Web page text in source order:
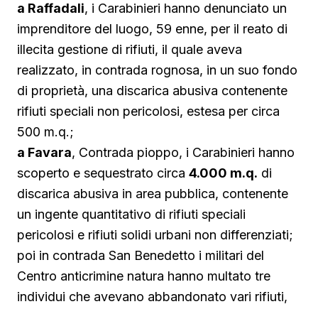
a Raffadali, i Carabinieri hanno denunciato un
imprenditore del luogo, 59 enne, per il reato di
illecita gestione di rifiuti, il quale aveva
realizzato, in contrada rognosa, in un suo fondo
di proprietà, una discarica abusiva contenente
rifiuti speciali non pericolosi, estesa per circa
500 m.q.;
a Favara, Contrada pioppo, i Carabinieri hanno
scoperto e sequestrato circa 4.000 m.q. di
discarica abusiva in area pubblica, contenente
un ingente quantitativo di rifiuti speciali
pericolosi e rifiuti solidi urbani non differenziati;
poi in contrada San Benedetto i militari del
Centro anticrimine natura hanno multato tre
individui che avevano abbandonato vari rifiuti,